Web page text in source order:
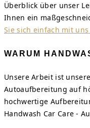
Überblick über unser
Ihnen ein
Sie sich einfach mit
WARUM
Unsere Arbeit ist
Autoaufbereitung auf
hochwertige
Handwash Car Care -